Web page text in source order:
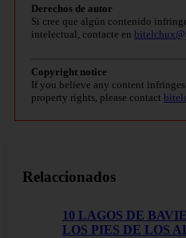
Derechos de autor
Si cree que algún contenido
intelectual, contacte en
Copyright notice
If you believe any content
property rights, please contact
Relaccionados
10 LAGOS DE
LOS PIES DE LOS